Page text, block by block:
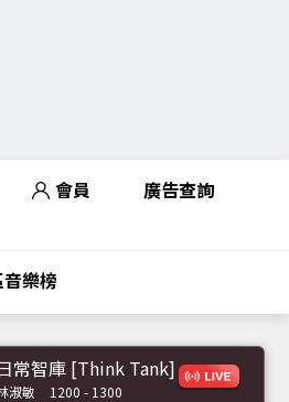
會員 廣告查詢
樂榜
常智庫 [Think Tank]
淑敏 1200 - 1300